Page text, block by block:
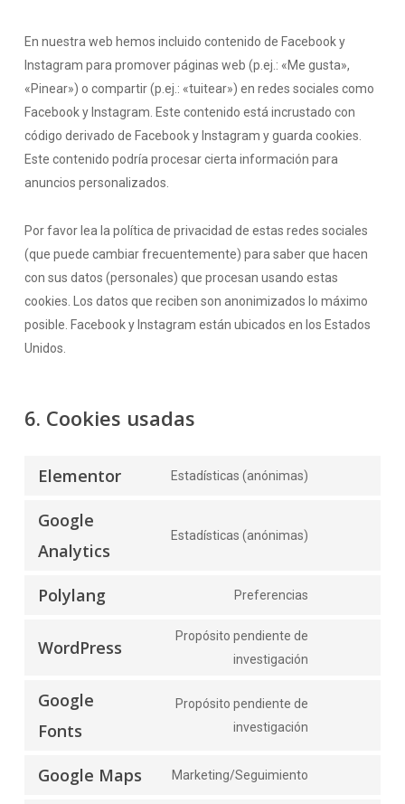
En nuestra web hemos incluido contenido de Facebook y
Instagram para promover páginas web (p.ej.: «Me gusta»,
«Pinear») o compartir (p.ej.: «tuitear») en redes sociales como
Facebook y Instagram. Este contenido está incrustado con
código derivado de Facebook y Instagram y guarda cookies.
Este contenido podría procesar cierta información para
anuncios personalizados.
Por favor lea la política de privacidad de estas redes sociales
(que puede cambiar frecuentemente) para saber que hacen
con sus datos (personales) que procesan usando estas
cookies. Los datos que reciben son anonimizados lo máximo
posible. Facebook y Instagram están ubicados en los Estados
Unidos.
6. Cookies usadas
Elementor Estadísticas (anónimas)
Google
Analytics
Estadísticas (anónimas)
Polylang Preferencias
WordPress
Propósito pendiente de
investigación
Google
Fonts
Propósito pendiente de
investigación
Google Maps Marketing/Seguimiento